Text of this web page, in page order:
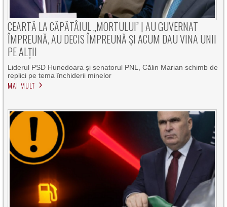
CEARTĂ LA CĂPĂTÂIUL „MORTULUI” | AU GUVERNAT
ÎMPREUNĂ, AU DECIS ÎMPREUNĂ ȘI ACUM DAU VINA UNII
PE ALȚII
Liderul PSD Hunedoara și senatorul PNL, Călin Marian schimb de
replici pe tema închiderii minelor
MAI MULT